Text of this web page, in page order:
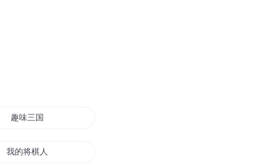
趣味三国
我的将棋人生不会无趣